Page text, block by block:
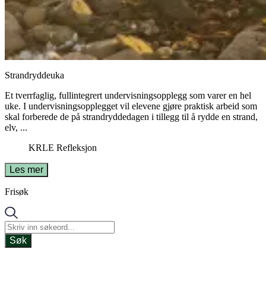
Strandryddeuka
Et tverrfaglig, fullintegrert undervisningsopplegg som varer en hel
uke. I undervisningsopplegget vil elevene gjøre praktisk arbeid som
skal forberede de på strandryddedagen i tillegg til å rydde en strand,
elv, ...
KRLE Refleksjon
Les mer
Frisøk
Søk